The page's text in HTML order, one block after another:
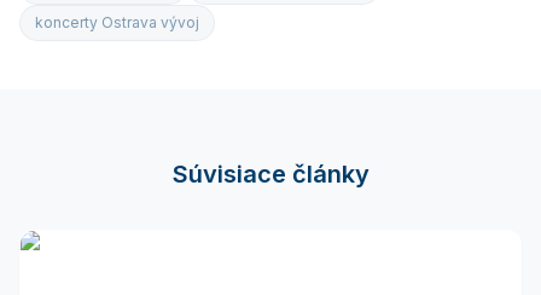
koncerty Ostrava vývoj
Súvisiace články